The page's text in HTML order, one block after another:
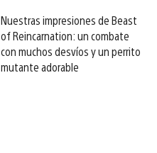
Nuestras impresiones de Beast
of Reincarnation: un combate
con muchos desvíos y un perrito
mutante adorable